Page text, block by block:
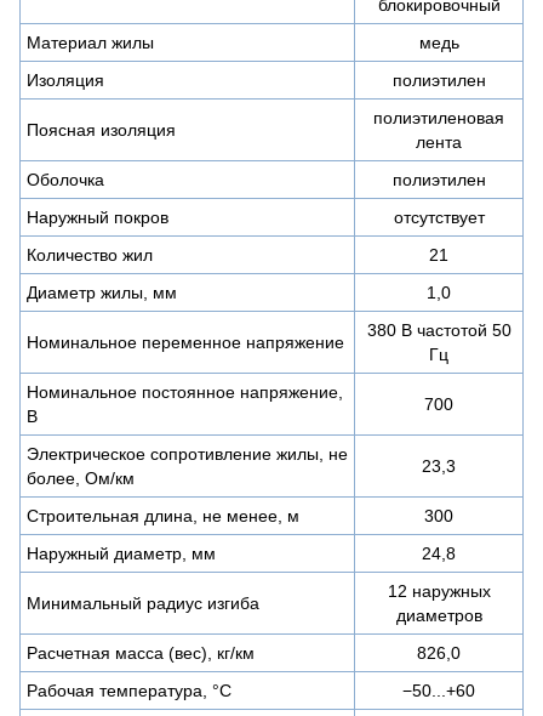
блокировочный
Материал жилы
медь
Изоляция
полиэтилен
Поясная изоляция
полиэтиленовая
лента
Оболочка
полиэтилен
Наружный покров
отсутствует
Количество жил
21
Диаметр жилы, мм
1,0
Номинальное переменное напряжение
380 В частотой 50
Гц
Номинальное постоянное напряжение,
В
700
Электрическое сопротивление жилы, не
более, Ом/км
23,3
Строительная длина, не менее, м
300
Наружный диаметр, мм
24,8
Минимальный радиус изгиба
12 наружных
диаметров
Расчетная масса (вес), кг/км
826,0
Рабочая температура, °C
−50...+60